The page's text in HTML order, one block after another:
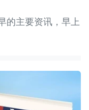
的主要资讯，早上